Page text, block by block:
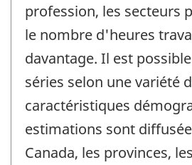
profession, les secteurs
le nombre d'heures
davantage. Il est
séries selon une variété
caractéristiques
estimations sont
Canada, les provinces,